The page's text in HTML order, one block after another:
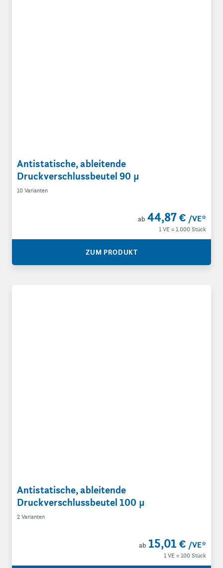
Antistatische, ableitende
Druckverschlussbeutel 90 µ
10 Varianten
ab 44,87 € /VE*
1 VE = 1.000 Stück
ZUM PRODUKT
Antistatische, ableitende
Druckverschlussbeutel 100 µ
2 Varianten
ab 15,01 € /VE*
1 VE = 100 Stück